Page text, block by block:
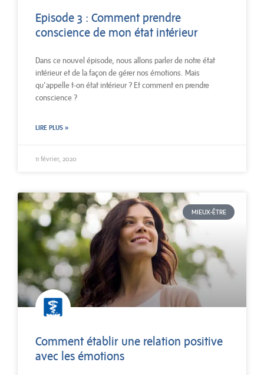
Episode 3 : Comment prendre
conscience de mon état intérieur
Dans ce nouvel épisode, nous allons parler de notre état
intérieur et de la façon de gérer nos émotions. Mais
qu’appelle t-on état intérieur ? Et comment en prendre
conscience ?
LIRE PLUS »
11 février, 2020
MIEUX-ÊTRE
Comment établir une relation positive
avec les émotions